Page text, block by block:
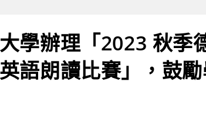
學辦理「2023 秋季
語朗讀比賽」，鼓